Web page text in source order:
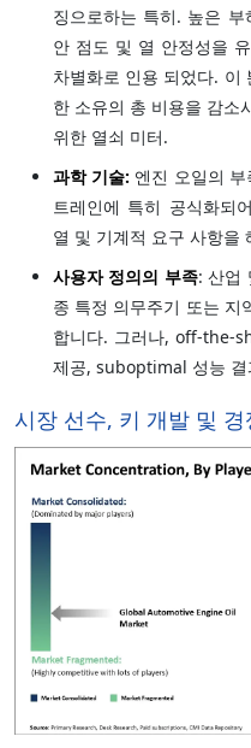
징으로하는 특히. 높은
안 점도 및 열 안정성을
차별화로 인용 되었다. 이
한 소유의 총 비용을 감소
위한 열쇠 미터.
과학 기술: 엔진 오일의
트레인에 특히 공식화되
열 및 기계적 요구 사항을
사용자 정의의 부족: 산업
종 특정 의무주기 또는 지
합니다. 그러나, off-the-
제공, suboptimal 성능 결
시장 선수, 키 개발 및 경